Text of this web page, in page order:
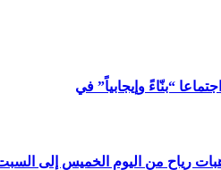
“بنّاءً وإيجابياً” في
رياح من اليوم الخميس إلى